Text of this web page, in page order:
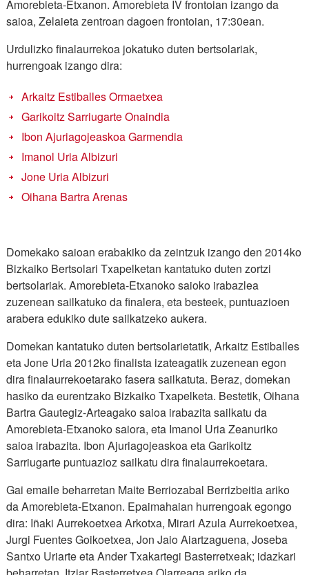
Amorebieta-Etxanon. Amorebieta IV frontoian izango da
saioa, Zelaieta zentroan dagoen frontoian, 17:30ean.
Urdulizko finalaurrekoa jokatuko duten bertsolariak,
hurrengoak izango dira:
Arkaitz Estiballes Ormaetxea
Garikoitz Sarriugarte Onaindia
Ibon Ajuriagojeaskoa Garmendia
Imanol Uria Albizuri
Jone Uria Albizuri
Oihana Bartra Arenas
Domekako saioan erabakiko da zeintzuk izango den 2014ko
Bizkaiko Bertsolari Txapelketan kantatuko duten zortzi
bertsolariak. Amorebieta-Etxanoko saioko irabazlea
zuzenean sailkatuko da finalera, eta besteek, puntuazioen
arabera edukiko dute sailkatzeko aukera.
Domekan kantatuko duten bertsolarietatik, Arkaitz Estiballes
eta Jone Uria 2012ko finalista izateagatik zuzenean egon
dira finalaurrekoetarako fasera sailkatuta. Beraz, domekan
hasiko da eurentzako Bizkaiko Txapelketa. Bestetik, Oihana
Bartra Gautegiz-Arteagako saioa irabazita sailkatu da
Amorebieta-Etxanoko saiora, eta Imanol Uria Zeanuriko
saioa irabazita. Ibon Ajuriagojeaskoa eta Garikoitz
Sarriugarte puntuazioz sailkatu dira finalaurrekoetara.
Gai emaile beharretan Maite Berriozabal Berrizbeitia ariko
da Amorebieta-Etxanon. Epaimahaian hurrengoak egongo
dira: Iñaki Aurrekoetxea Arkotxa, Mirari Azula Aurrekoetxea,
Jurgi Fuentes Goikoetxea, Jon Jaio Aiartzaguena, Joseba
Santxo Uriarte eta Ander Txakartegi Basterretxeak; idazkari